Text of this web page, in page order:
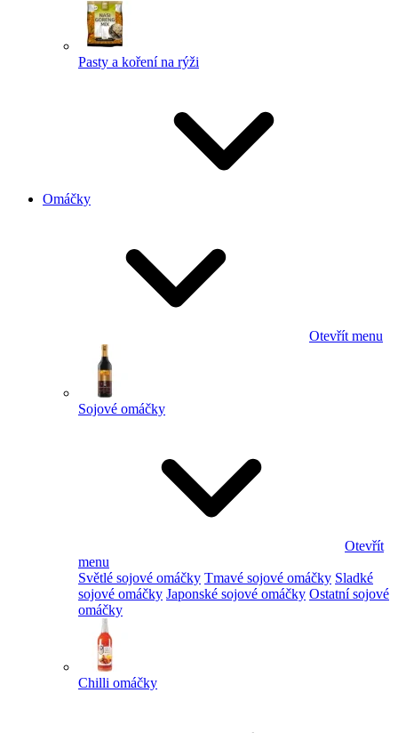
Pasty a koření na rýži
Omáčky
Otevřít menu
Sojové omáčky
Otevřít
menu
Světlé sojové omáčky Tmavé sojové omáčky Sladké
sojové omáčky Japonské sojové omáčky Ostatní sojové
omáčky
Chilli omáčky